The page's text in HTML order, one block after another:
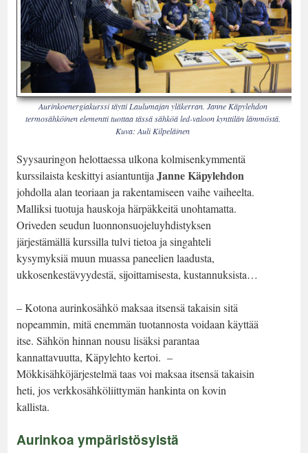
Aurinkoenergiakurssi täytti Laulumajan yläkerran. Janne Käpylehdon
termosähköinen elementti tuottaa tässä sähköä led-valoon kynttilän lämmöstä.
Kuva: Auli Kilpeläinen
Syysauringon helottaessa ulkona kolmisenkymmentä
kurssilaista keskittyi asiantuntija Janne Käpylehdon
johdolla alan teoriaan ja rakentamiseen vaihe vaiheelta.
Malliksi tuotuja hauskoja härpäkkeitä unohtamatta.
Oriveden seudun luonnonsuojeluyhdistyksen
järjestämällä kurssilla tulvi tietoa ja singahteli
kysymyksiä muun muassa paneelien laadusta,
ukkosenkestävyydestä, sijoittamisesta, kustannuksista…
– Kotona aurinkosähkö maksaa itsensä takaisin sitä
nopeammin, mitä enemmän tuotannosta voidaan käyttää
itse. Sähkön hinnan nousu lisäksi parantaa
kannattavuutta, Käpylehto kertoi. –
Mökkisähköjärjestelmä taas voi maksaa itsensä takaisin
heti, jos verkkosähköliittymän hankinta on kovin
kallista.
Aurinkoa ympäristösyistä